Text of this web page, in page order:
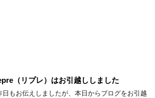
（リプレ）はお引越ししました
日もお伝えしましたが、本日からブログをお引越